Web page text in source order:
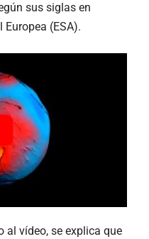
sus siglas en
(ESA).
al vídeo, se explica que